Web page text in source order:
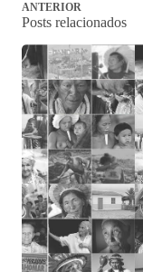
ANTERIOR
Posts relacionados